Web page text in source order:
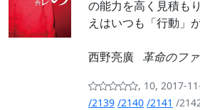
の能力を高く見積も
えはいつも「行動」
西野亮廣 革命のフ
, 10, 2017-
/2139 /2140 /2141 /